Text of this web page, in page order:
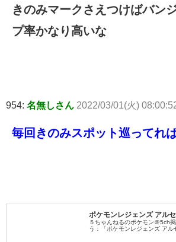
きのみマークさえつけばバン
プ率かなり高いな
954: 名無しさん 2022/03/01(火)
毎回きのみスポット巡ってれ
ポケモンレジェンズ アル
５ちゃんねるのポケモン＠5ch
う：「ポケモンレジェンズ アル